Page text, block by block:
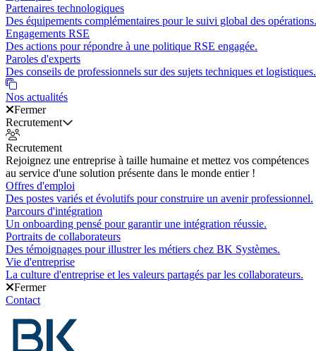
Partenaires technologiques
Des équipements complémentaires pour le suivi global des opérations.
Engagements RSE
Des actions pour répondre à une politique RSE engagée.
Paroles d'experts
Des conseils de professionnels sur des sujets techniques et logistiques.
Nos actualités
Fermer
Recrutement
Recrutement
Rejoignez une entreprise à taille humaine et mettez vos compétences
au service d'une solution présente dans le monde entier !
Offres d'emploi
Des postes variés et évolutifs pour construire un avenir professionnel.
Parcours d'intégration
Un onboarding pensé pour garantir une intégration réussie.
Portraits de collaborateurs
Des témoignages pour illustrer les métiers chez BK Systèmes.
Vie d'entreprise
La culture d'entreprise et les valeurs partagés par les collaborateurs.
Fermer
Contact